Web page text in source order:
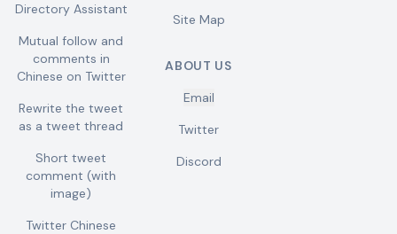
Directory Assistant
Mutual follow and
comments in
Chinese on Twitter
Rewrite the tweet
as a tweet thread
Short tweet
comment (with
image)
Twitter Chinese
Site Map
ABOUT US
Email
Twitter
Discord